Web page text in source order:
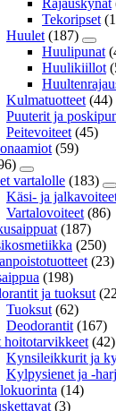
Rajauskynät
Tekoripset
Huulet (187)
Huulipunat
Huulikiillot
Kulmatuotteet (44)
Puuterit ja
Peitevoiteet (45)
(59)
vartalolle (183)
Käsi- ja
Vartalovoiteet (86)
(187)
(250)
(23)
(198)
ja tuoksut
Tuoksut (62)
Deodorantit (167)
hoitotarvikkeet (42)
Kynsileikkurit ja
Kylpysienet ja -
(14)
(3)